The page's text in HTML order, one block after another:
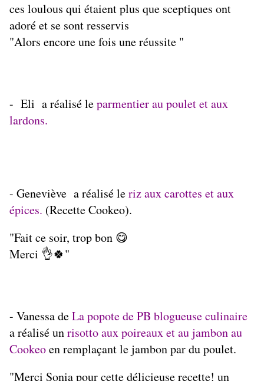
ces loulous qui étaient plus que sceptiques ont
adoré et se sont resservis
"Alors encore une fois une réussite "
- Eli a réalisé leparmentier au poulet et aux
lardons.
- Geneviève a réalisé leriz aux carottes et aux
épices. (Recette Cookeo).
"Fait ce soir, trop bon 😋
Merci 👌🍀"
- Vanessa deLa popote de PB blogueuse culinaire
a réalisé unrisotto aux poireaux et au jambon au
Cookeoen remplaçant le jambon par du poulet.
"Merci Sonia pour cette délicieuse recette! un